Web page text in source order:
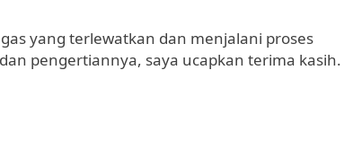
yang terlewatkan dan menjalani proses
pengertiannya, saya ucapkan terima kasih.